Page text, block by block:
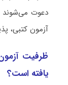
دعوت می‌شوند
آزمون کتبی،
یافته است؟